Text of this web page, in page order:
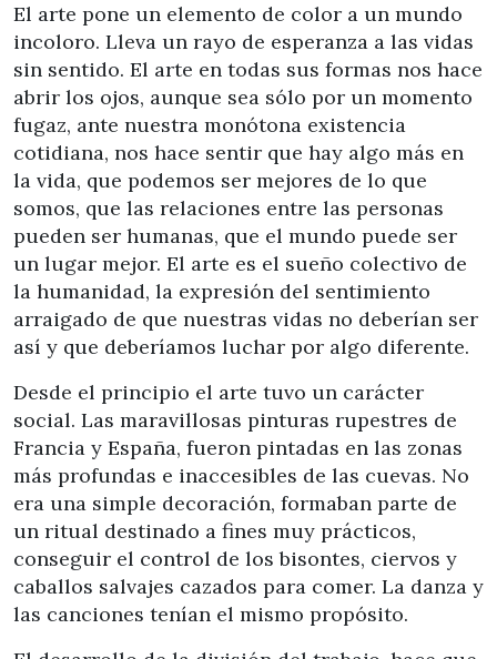
El arte pone un elemento de color a un mundo
incoloro. Lleva un rayo de esperanza a las vidas
sin sentido. El arte en todas sus formas nos hace
abrir los ojos, aunque sea sólo por un momento
fugaz, ante nuestra monótona existencia
cotidiana, nos hace sentir que hay algo más en
la vida, que podemos ser mejores de lo que
somos, que las relaciones entre las personas
pueden ser humanas, que el mundo puede ser
un lugar mejor. El arte es el sueño colectivo de
la humanidad, la expresión del sentimiento
arraigado de que nuestras vidas no deberían ser
así y que deberíamos luchar por algo diferente.
Desde el principio el arte tuvo un carácter
social. Las maravillosas pinturas rupestres de
Francia y España, fueron pintadas en las zonas
más profundas e inaccesibles de las cuevas. No
era una simple decoración, formaban parte de
un ritual destinado a fines muy prácticos,
conseguir el control de los bisontes, ciervos y
caballos salvajes cazados para comer. La danza y
las canciones tenían el mismo propósito.